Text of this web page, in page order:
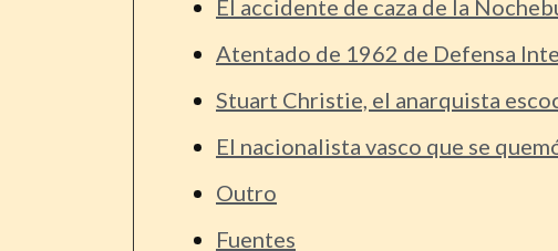
El accidente de caza de la
Atentado de 1962 de Defensa
Stuart Christie, el anarquista
El nacionalista vasco que se
Outro
Fuentes